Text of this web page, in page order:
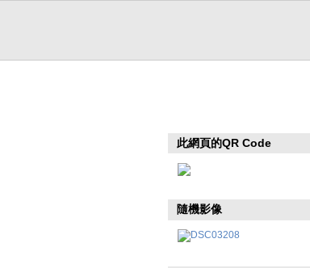
此網頁的QR Code
隨機影像